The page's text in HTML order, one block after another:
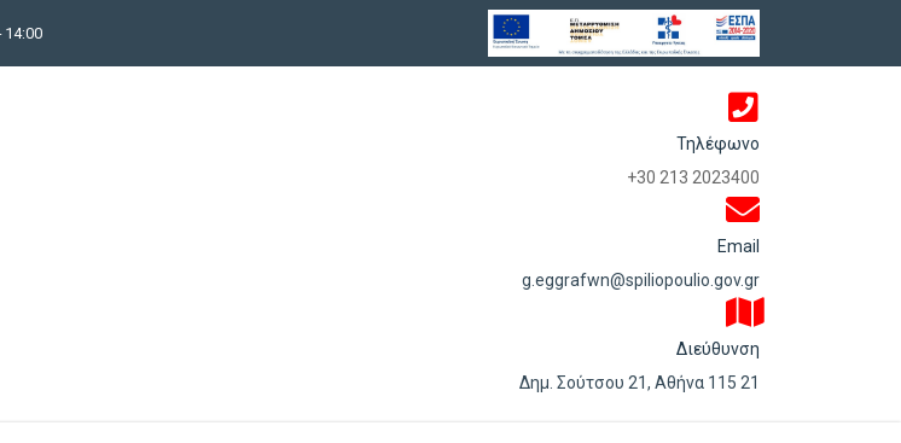
14:00
Τηλέφωνο
+30 213 2023400
Email
g.eggrafwn@spiliopoulio.gov.gr
Διεύθυνση
Δημ. Σούτσου 21, Αθήνα 115 21